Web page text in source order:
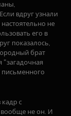
вдруг узнали
не
его в
показалось,
брат
"загадочная
кадр с
не он. И